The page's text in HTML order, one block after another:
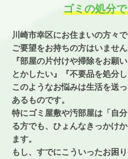
ゴミの処分
川崎市幸区にお住まいの方々
ご要望をお持ちの方はいません
『部屋の片付けや掃除をお願
とかしたい』
『不要品を処分し
このようなお悩みは生活を送
あるものです。
特にゴミ屋敷や汚部屋は「自
る方でも、 ひょんなきっかけ
ます。
もし、すでにこういったお困り